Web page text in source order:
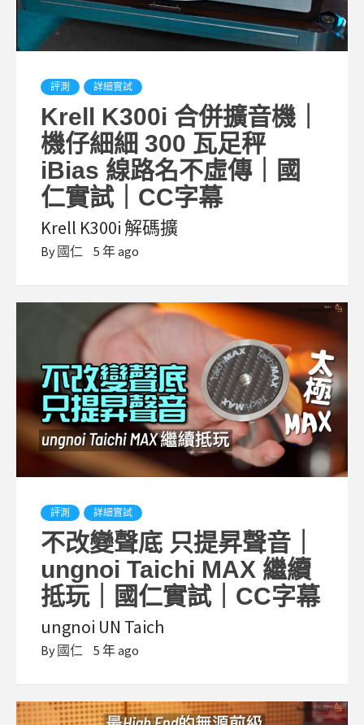
評測 詳細實試
Krell K300i 合併擴音機｜
機仔細細 300 瓦足秤
iBias 線路名不虛傳｜國
仁實試｜CC字幕
Krell K300i 解碼擴
By 國仁 5 年 ago
評測 詳細實試
不改變聲底 只提昇聲音｜
ungnoi Taichi MAX 繼續
抵玩｜國仁實試｜CC字幕
ungnoi UN Taich
By 國仁 5 年 ago